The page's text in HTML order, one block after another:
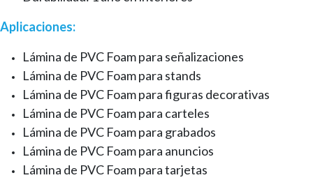
Aplicaciones:
Lámina de PVC Foam para señalizaciones
Lámina de PVC Foam para stands
Lámina de PVC Foam para figuras decorativas
Lámina de PVC Foam para carteles
Lámina de PVC Foam para grabados
Lámina de PVC Foam para anuncios
Lámina de PVC Foam para tarjetas